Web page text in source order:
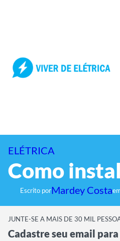
ELÉTRICA
Como
Escrito porMardey Costa
JUNTE-SE A MAIS DE 30 MIL
Cadastre seu email